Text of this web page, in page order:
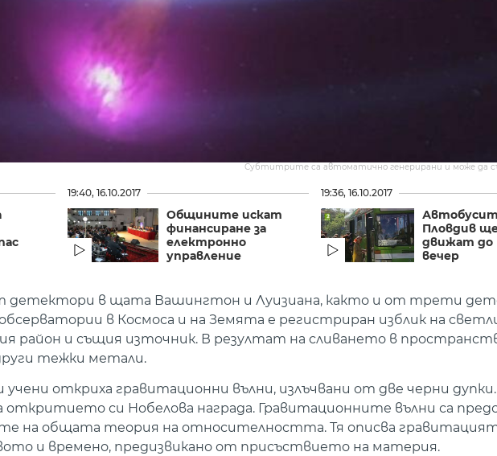
Субтитрите са автоматично генерирани и може да
19:40, 16.10.2017
Общините искат
финансиране за
електронно
управление
19:36, 16.10.2017
Пловдив
движат до
вечер
детектори в щата Вашингтон и Луизиана, както и от трети
в Космоса и на Земята е регистриран изблик на
район и същия източник. В резултат на сливането в
тежки метали.
учени откриха гравитационни вълни, излъчвани от две черни
откритието си Нобелова награда. Гравитационните вълни са
на общата теория на относителността. Тя описва
и времено, предизвикано от присъствието на материя.